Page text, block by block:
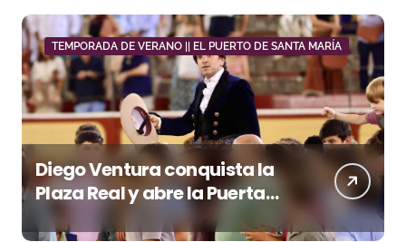
TEMPORADA DE VERANO || EL PUERTO DE SANTA MARÍA
Diego Ventura conquista la
Plaza Real y abre la Puerta
Grande en El Puerto